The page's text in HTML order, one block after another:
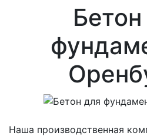
Наша производственная